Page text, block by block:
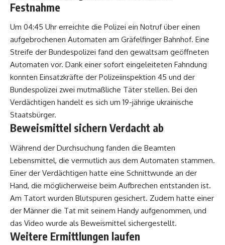
Festnahme
Um 04:45 Uhr erreichte die Polizei ein Notruf über einen
aufgebrochenen Automaten am Gräfelfinger Bahnhof. Eine
Streife der Bundespolizei fand den gewaltsam geöffneten
Automaten vor. Dank einer sofort eingeleiteten Fahndung
konnten Einsatzkräfte der Polizeiinspektion 45 und der
Bundespolizei zwei mutmaßliche Täter stellen. Bei den
Verdächtigen handelt es sich um 19-jährige ukrainische
Staatsbürger.
Beweismittel sichern Verdacht ab
Während der Durchsuchung fanden die Beamten
Lebensmittel, die vermutlich aus dem Automaten stammen.
Einer der Verdächtigen hatte eine Schnittwunde an der
Hand, die möglicherweise beim Aufbrechen entstanden ist.
Am Tatort wurden Blutspuren gesichert. Zudem hatte einer
der Männer die Tat mit seinem Handy aufgenommen, und
das Video wurde als Beweismittel sichergestellt.
Weitere Ermittlungen laufen